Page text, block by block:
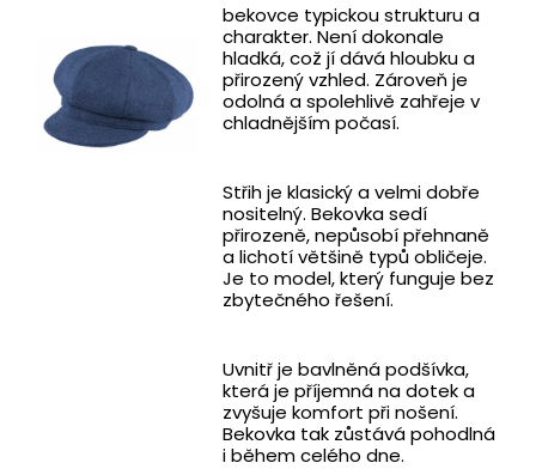
bekovce typickou strukturu a
charakter. Není dokonale
hladká, což jí dává hloubku a
přirozený vzhled. Zároveň je
odolná a spolehlivě zahřeje v
chladnějším počasí.
Střih je klasický a velmi dobře
nositelný. Bekovka sedí
přirozeně, nepůsobí přehnaně
a lichotí většině typů obličeje.
Je to model, který funguje bez
zbytečného řešení.
Uvnitř je bavlněná podšívka,
která je příjemná na dotek a
zvyšuje komfort při nošení.
Bekovka tak zůstává pohodlná
i během celého dne.